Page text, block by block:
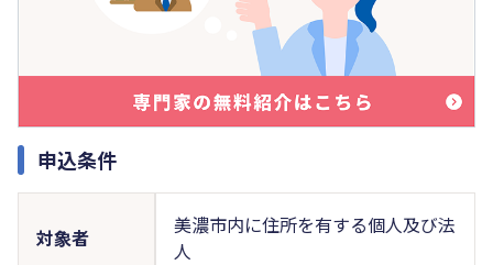
申込条件
対象者
美濃市内に住所を有する個人及び法
人